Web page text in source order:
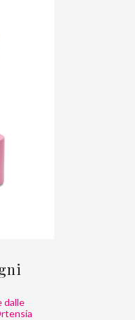
dalle